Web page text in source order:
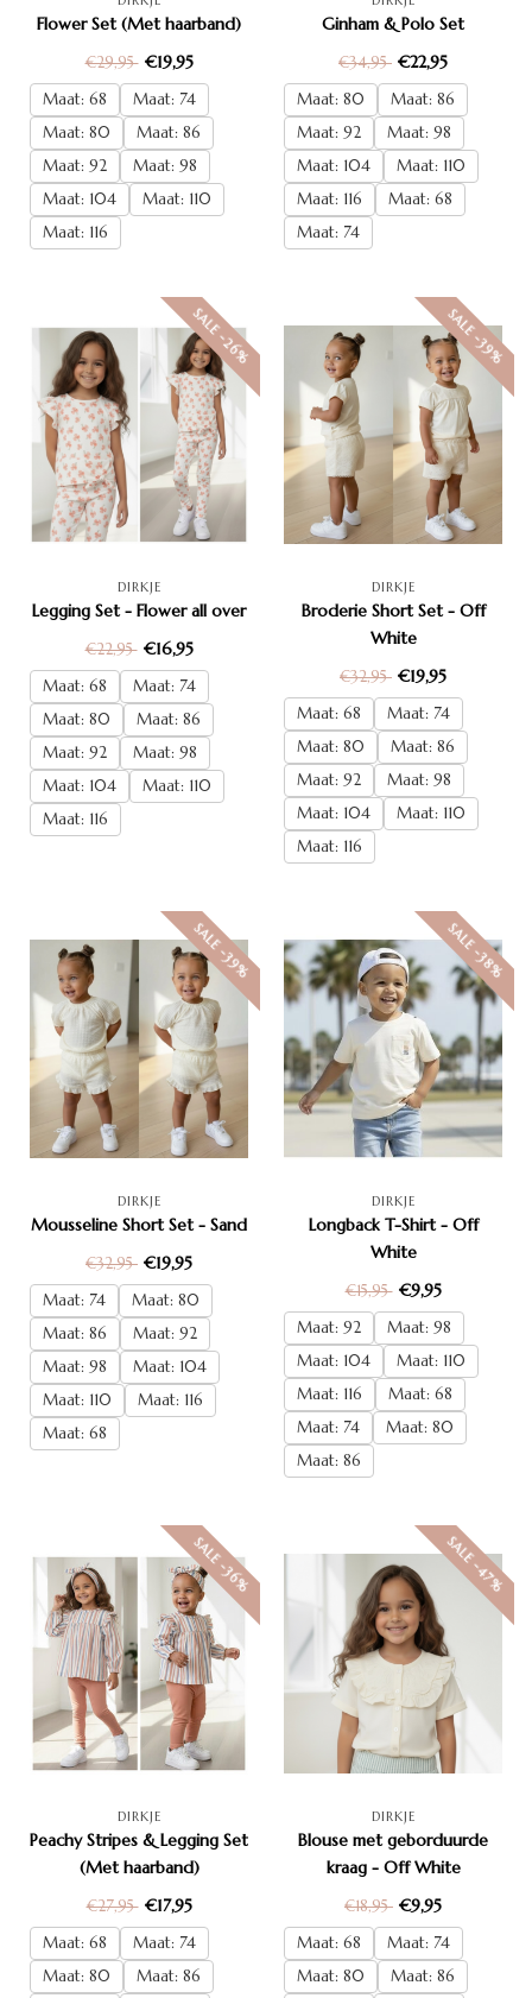
Flower Set (Met haarband)
€29,95 €19,95
Maat: 68
Maat: 74
Maat: 80
Maat: 86
Maat: 92
Maat: 98
Maat: 104
Maat: 110
Maat: 116
Ginham & Polo Set
€34,95 €22,95
Maat: 80
Maat: 86
Maat: 92
Maat: 98
Maat: 104
Maat: 110
Maat: 116
Maat: 68
Maat: 74
SALE -26%
DIRKJE
Legging Set - Flower all over
€22,95 €16,95
Maat: 68
Maat: 74
Maat: 80
Maat: 86
Maat: 92
Maat: 98
Maat: 104
Maat: 110
Maat: 116
SALE -39%
DIRKJE
Broderie Short Set - Off
White
€32,95 €19,95
Maat: 68
Maat: 74
Maat: 80
Maat: 86
Maat: 92
Maat: 98
Maat: 104
Maat: 110
Maat: 116
SALE -39%
DIRKJE
Mousseline Short Set - Sand
€32,95 €19,95
Maat: 74
Maat: 80
Maat: 86
Maat: 92
Maat: 98
Maat: 104
Maat: 110
Maat: 116
Maat: 68
SALE -38%
DIRKJE
Longback T-Shirt - Off
White
€15,95 €9,95
Maat: 92
Maat: 98
Maat: 104
Maat: 110
Maat: 116
Maat: 68
Maat: 74
Maat: 80
Maat: 86
SALE -36%
DIRKJE
Peachy Stripes & Legging Set
(Met haarband)
€27,95 €17,95
Maat: 68
Maat: 74
Maat: 80
Maat: 86
SALE -47%
DIRKJE
Blouse met geborduurde
kraag - Off White
€18,95 €9,95
Maat: 68
Maat: 74
Maat: 80
Maat: 86